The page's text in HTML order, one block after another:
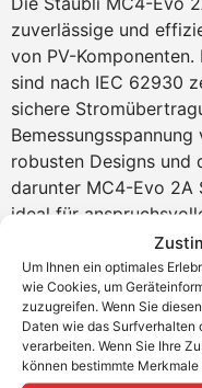
Um Ihnen ein optimales
wie Cookies, um
zuzugreifen. Wenn Sie
Daten wie das Surfverhalten
verarbeiten. Wenn Sie Ihre
können bestimmte
zuverlässige und
von PV-
sind nach IEC 62930
sichere
robusten Designs und
darunter MC4-Evo 2A
ideal für
eine lange
Verschiedenen
Querschnitte (4 mm²
Produktvorteile